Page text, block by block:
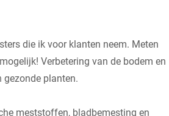
die ik voor klanten neem. Meten
Verbetering van de bodem en
planten.
meststoffen, bladbemesting en